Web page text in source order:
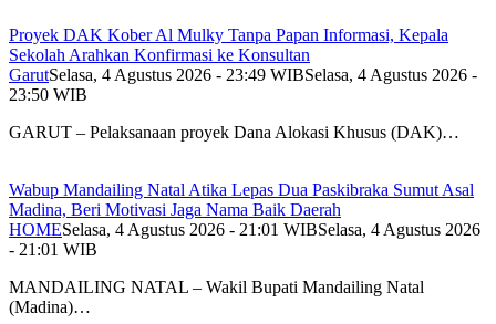
Proyek DAK Kober Al Mulky Tanpa Papan Informasi, Kepala
Sekolah Arahkan Konfirmasi ke Konsultan
GarutSelasa, 4 Agustus 2026 - 23:49 WIBSelasa, 4 Agustus 2026 -
23:50 WIB
GARUT – Pelaksanaan proyek Dana Alokasi Khusus (DAK)…
Wabup Mandailing Natal Atika Lepas Dua Paskibraka Sumut Asal
Madina, Beri Motivasi Jaga Nama Baik Daerah
HOMESelasa, 4 Agustus 2026 - 21:01 WIBSelasa, 4 Agustus 2026
- 21:01 WIB
MANDAILING NATAL – Wakil Bupati Mandailing Natal
(Madina)…